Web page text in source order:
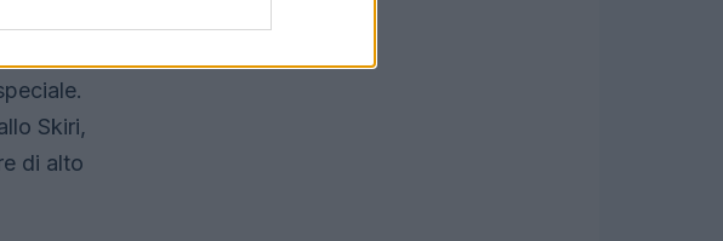
Skiri,
di alto